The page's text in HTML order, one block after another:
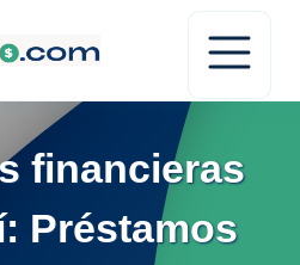
financieras
Préstamos